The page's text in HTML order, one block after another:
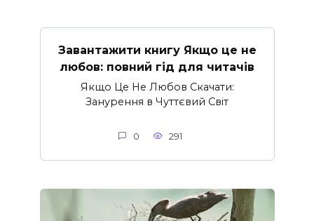
Завантажити книгу Якщо це не
любов: повний гід для читачів
Якщо Це Не Любов Скачати:
Занурення в Чуттєвий Світ
0 291